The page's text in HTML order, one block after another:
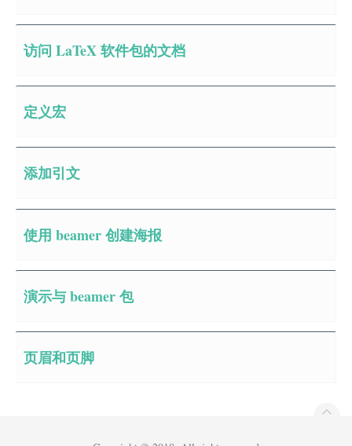
访问 LaTeX 软件包的文档
定义宏
添加引文
使用 beamer 创建海报
演示与 beamer 包
页眉和页脚